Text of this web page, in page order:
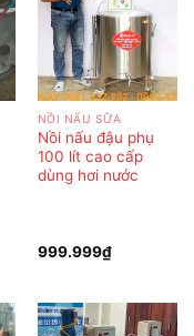
NỒI NẤU SỮA
Nồi nấu đậu phụ
100 lít cao cấp
dùng hơi nước
999.999₫